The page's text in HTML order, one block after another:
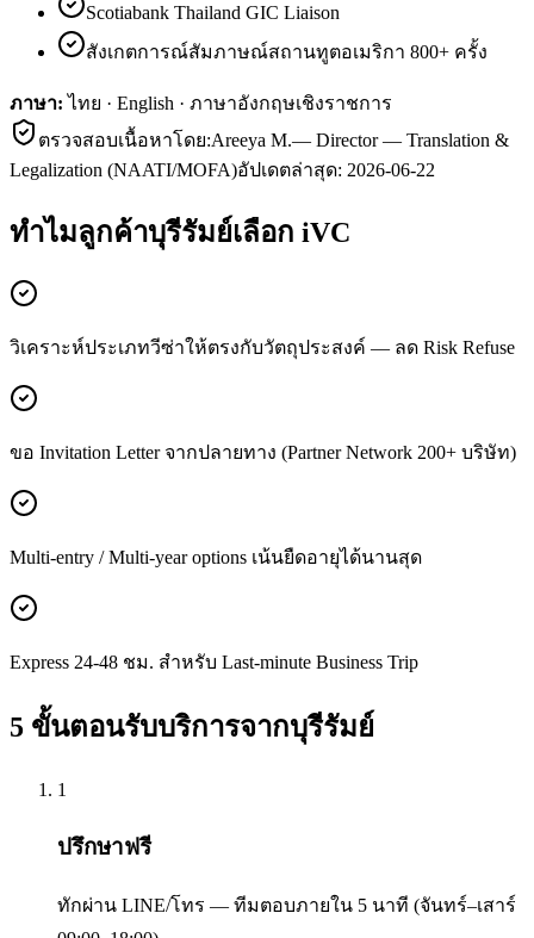
Scotiabank Thailand GIC Liaison
สังเกตการณ์สัมภาษณ์สถานทูตอเมริกา 800+ ครั้ง
ภาษา: ไทย · English · ภาษาอังกฤษเชิงราชการ
ตรวจสอบเนื้อหาโดย:Areeya M.— Director — Translation &
Legalization (NAATI/MOFA)อัปเดตล่าสุด: 2026-06-22
ทำไมลูกค้าบุรีรัมย์เลือก iVC
วิเคราะห์ประเภทวีซ่าให้ตรงกับวัตถุประสงค์ — ลด Risk Refuse
ขอ Invitation Letter จากปลายทาง (Partner Network 200+ บริษัท)
Multi-entry / Multi-year options เน้นยืดอายุได้นานสุด
Express 24-48 ชม. สำหรับ Last-minute Business Trip
5 ขั้นตอนรับบริการจากบุรีรัมย์
1
ปรึกษาฟรี
ทักผ่าน LINE/โทร — ทีมตอบภายใน 5 นาที (จันทร์–เสาร์